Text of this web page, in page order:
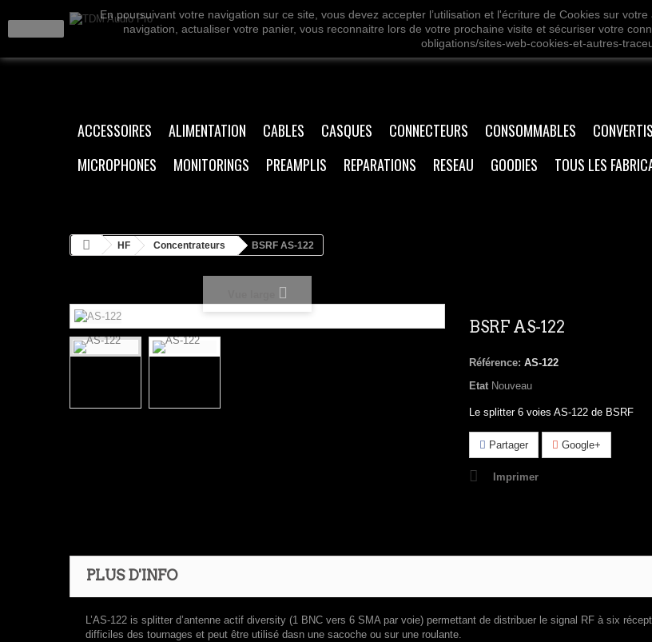
ACCESSOIRES ALIMENTATION CABLES CASQUES CONNECTEURS CONSOMMABLES
MICROPHONES
MONITORINGS PREAMPLIS REPARATIONS RESEAU GOODIES TOUS LES
HF Concentrateurs BSRF AS-122
BSRF AS-122
Référence: AS-122
Etat Nouveau
Le splitter 6 voies AS-122 de BSRF
Partager Google+
Imprimer
PLUS D'INFO
L’AS-122 is splitter d’antenne actif diversity (1 BNC vers 6 SMA par voie) permettant de distribuer le signal RF à six
difficiles des tournages et peut être utilisé dasn une sacoche ou sur une roulante.
En poursuivant votre navigation sur ce site, vous devez accepter l’utilisation et l'écriture de Cookies sur
navigation, actualiser votre panier, vous reconnaitre lors de votre prochaine visite et sécuriser votre
obligations/sites-web-cookies-et-autres-